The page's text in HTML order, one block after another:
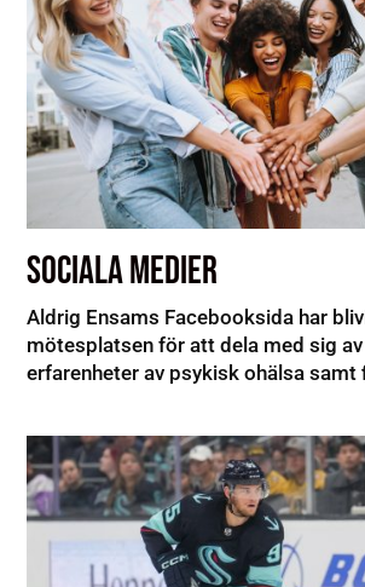
SOCIALA MEDIER
Aldrig Ensams Facebooksida har
mötesplatsen för att dela med sig
erfarenheter av psykisk ohälsa samt